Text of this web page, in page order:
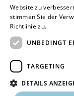
Website zu
stimmen Sie der
Richtlinie zu.
UNBEDINGT
TARGETING
DETAILS